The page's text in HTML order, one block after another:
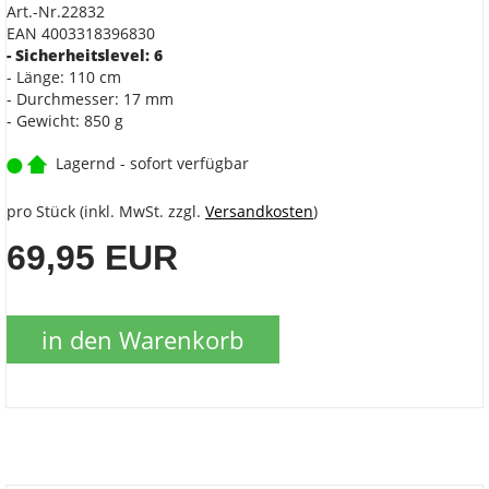
Art.-Nr.22832
EAN 4003318396830
- Sicherheitslevel: 6
- Länge: 110 cm
- Durchmesser: 17 mm
- Gewicht: 850 g
Lagernd - sofort verfügbar
pro Stück (inkl. MwSt. zzgl. Versandkosten)
69,95 EUR
in den Warenkorb